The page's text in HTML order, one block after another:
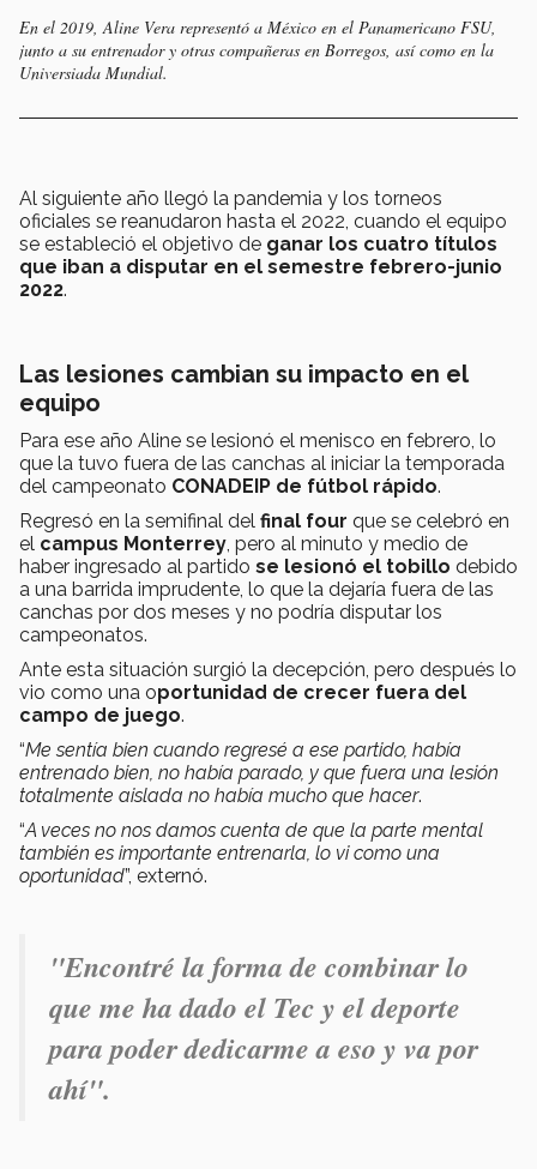
En el 2019, Aline Vera representó a México en el Panamericano FSU,
junto a su entrenador y otras compañeras en Borregos, así como en la
Universiada Mundial.
Al siguiente año llegó la pandemia y los torneos
oficiales se reanudaron hasta el 2022, cuando el equipo
se estableció el objetivo de ganar los cuatro títulos
que iban a disputar en el semestre febrero-junio
2022.
Las lesiones cambian su impacto en el
equipo
Para ese año Aline se lesionó el menisco en febrero, lo
que la tuvo fuera de las canchas al iniciar la temporada
del campeonato CONADEIP de fútbol rápido.
Regresó en la semifinal del final four que se celebró en
el campus Monterrey, pero al minuto y medio de
haber ingresado al partido se lesionó el tobillo debido
a una barrida imprudente, lo que la dejaría fuera de las
canchas por dos meses y no podría disputar los
campeonatos.
Ante esta situación surgió la decepción, pero después lo
vio como una oportunidad de crecer fuera del
campo de juego.
“Me sentía bien cuando regresé a ese partido, había
entrenado bien, no había parado, y que fuera una lesión
totalmente aislada no había mucho que hacer.
“A veces no nos damos cuenta de que la parte mental
también es importante entrenarla, lo vi como una
oportunidad”, externó.
"Encontré la forma de combinar lo
que me ha dado el Tec y el deporte
para poder dedicarme a eso y va por
ahí".